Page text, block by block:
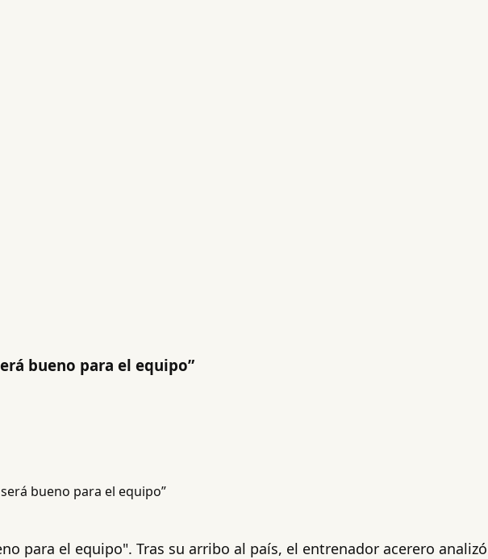
bueno para el equipo”
para el equipo". Tras su arribo al país, el entrenador acerero analizó